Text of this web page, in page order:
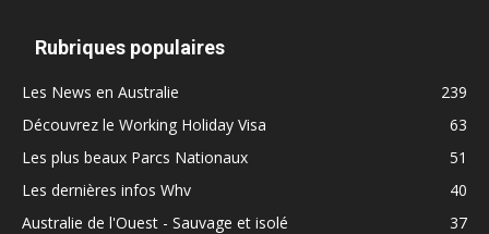
Rubriques populaires
Les News en Australie
239
Découvrez le Working Holiday Visa
63
Les plus beaux Parcs Nationaux
51
Les dernières infos Whv
40
Australie de l'Ouest - Sauvage et isolé
37